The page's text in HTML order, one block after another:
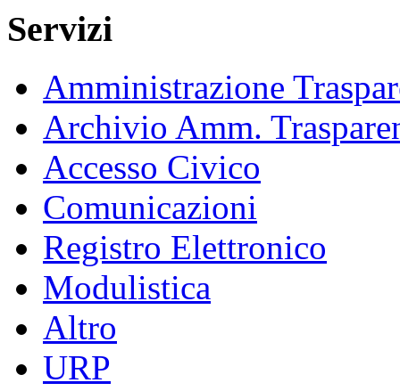
Servizi
Amministrazione
Archivio Amm.
Accesso Civico
Comunicazioni
Registro Elettronico
Modulistica
Altro
URP